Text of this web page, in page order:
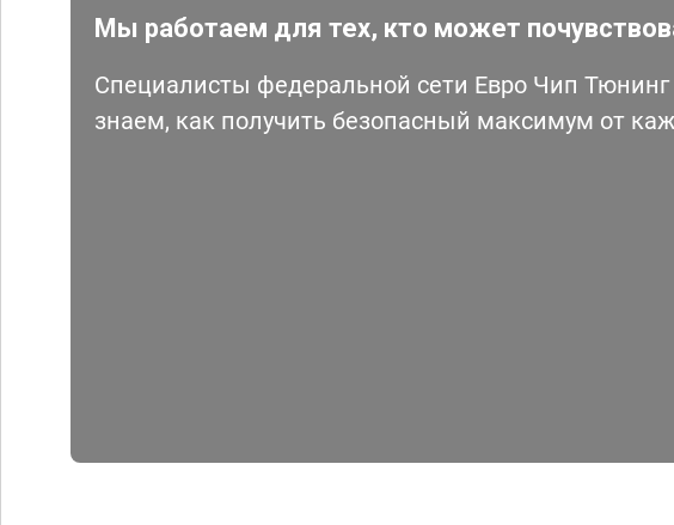
Мы работаем для тех, кто может
Специалисты федеральной сети Евро Чип
знаем, как получить безопасный максимум от